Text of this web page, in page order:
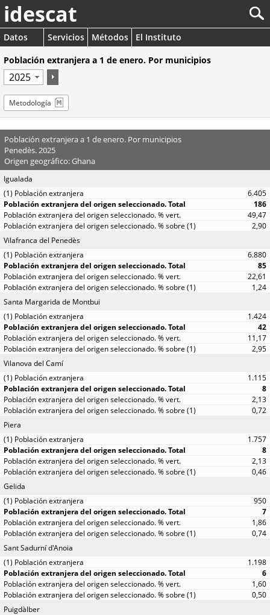
idescat
Datos Servicios Métodos
El Instituto
Población extranjera a 1 de enero. Por municipios
Metodología
Población extranjera a 1 de enero. Por municipios
Penedès. 2025
Origen geográfico: Ghana
Igualada
6.405
186
49,47
2,90
Vilafranca del Penedès
6.880
85
22,61
1,24
Santa Margarida de Montbui
1.424
42
11,17
2,95
Vilanova del Camí
1.115
8
2,13
0,72
Piera
1.757
8
2,13
0,46
Gelida
950
7
1,86
0,74
Sant Sadurní d'Anoia
1.198
6
1,60
0,50
Puigdàlber